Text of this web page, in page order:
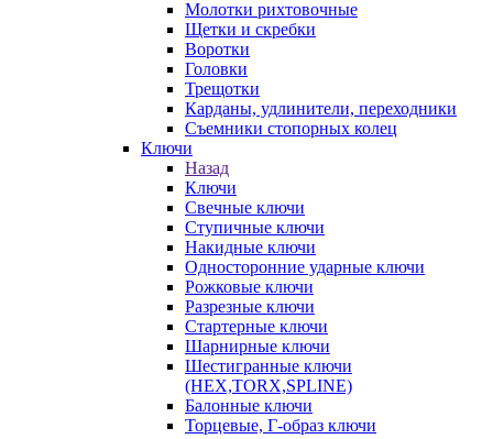
Молотки рихтовочные
Щетки и скребки
Воротки
Головки
Трещотки
Карданы, удлинители, переходники
Съемники стопорных колец
Ключи
Назад
Ключи
Свечные ключи
Ступичные ключи
Накидные ключи
Односторонние ударные ключи
Рожковые ключи
Разрезные ключи
Стартерные ключи
Шарнирные ключи
Шестигранные ключи
(HEX,TORX,SPLINE)
Балонные ключи
Торцевые, Г-образ ключи